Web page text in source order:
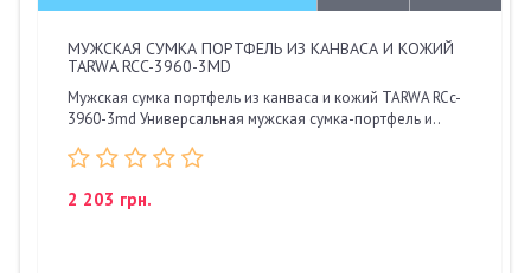
МУЖСКАЯ СУМКА ПОРТФЕЛЬ ИЗ КАНВАСА И КОЖИЙ
TARWA RCC-3960-3MD
Мужская сумка портфель из канваса и кожий TARWA RCc-
3960-3md Универсальная мужская сумка-портфель и..
2 203 грн.